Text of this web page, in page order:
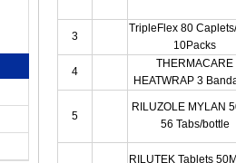
3
TripleFlex 80
10Packs
4
THERMACARE
HEATWRAP 3
5
RILUZOLE MYLAN
56 Tabs/bottle
RILUTEK Tablets